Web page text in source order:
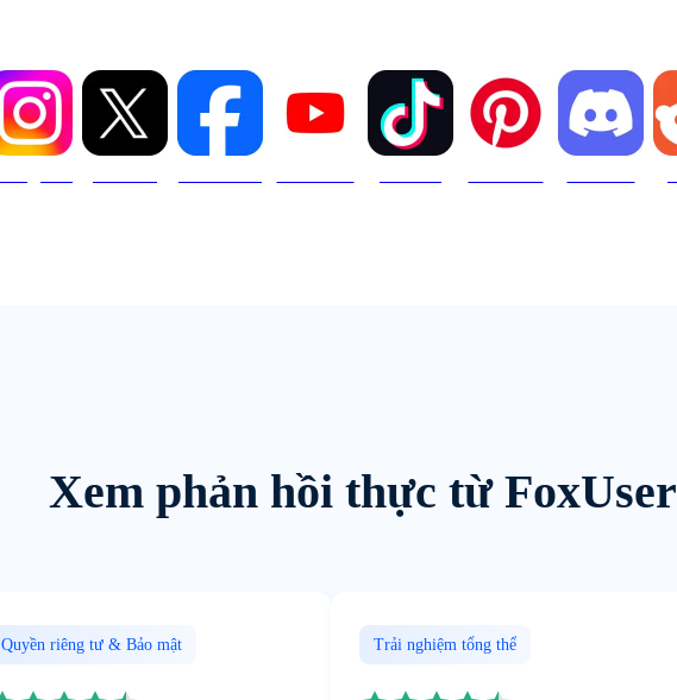
Xem phản hồi thực từ FoxUser
Quyền riêng tư & Bảo mật Trải nghiệm tổng thể